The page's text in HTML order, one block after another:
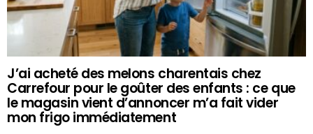
J’ai acheté des melons charentais chez
Carrefour pour le goûter des enfants : ce que
le magasin vient d’annoncer m’a fait vider
mon frigo immédiatement